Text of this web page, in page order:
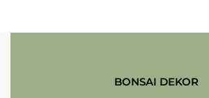
BONSAI DEKOR